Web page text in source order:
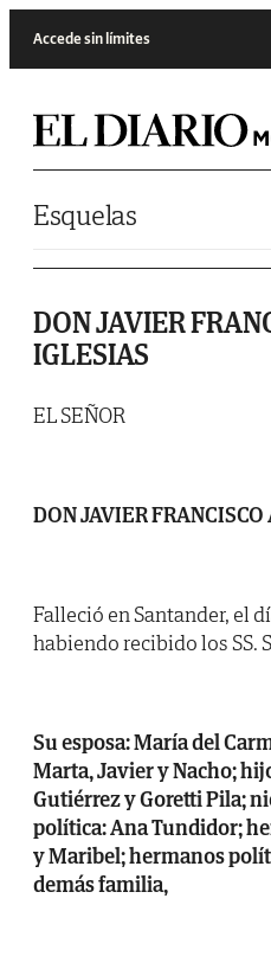
Accede sin límites
Esquelas
DON JAVIER
IGLESIAS
EL SEÑOR
DON JAVIER
Falleció en Santander, el
habiendo recibido los SS.
Su esposa: María del
Marta, Javier y Nacho;
Gutiérrez y Goretti Pila;
política: Ana Tundidor;
y Maribel; hermanos
demás familia,